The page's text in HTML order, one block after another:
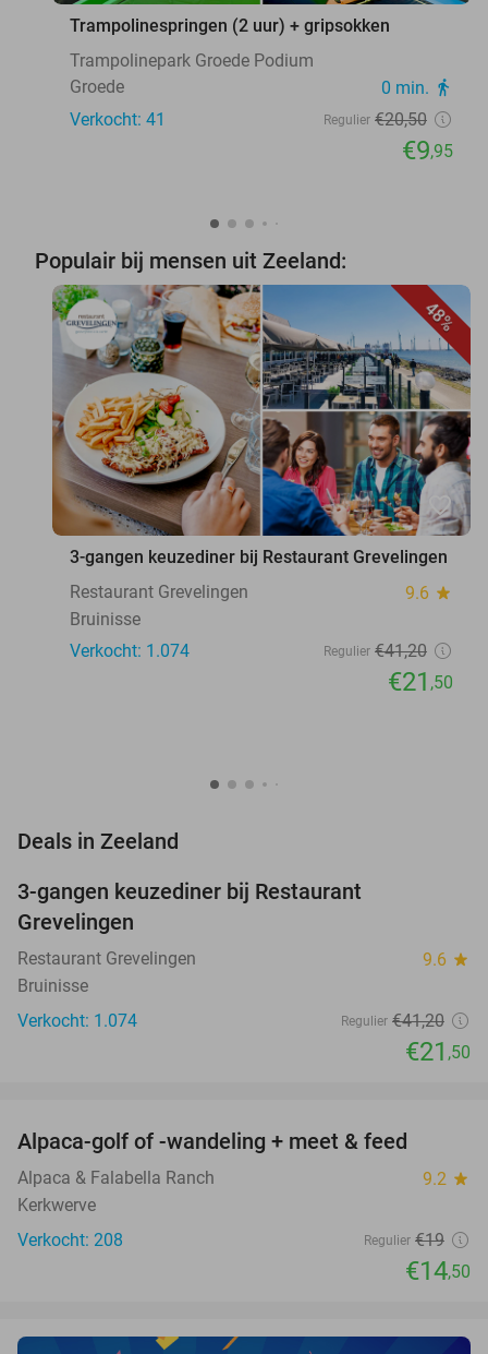
Trampolinespringen (2 uur) + gripsokken
Trampolinepark Groede Podium
Groede
0 min. directions_walk
Verkocht: 41 Regulier €20,50
€9,95
Populair bij mensen uit Zeeland:
48%
favorite_border
3-gangen keuzediner bij Restaurant Grevelingen
Restaurant Grevelingen
9.6 star
Bruinisse
Verkocht: 1.074
Regulier €41,20
€21 ,50
Deals in Zeeland
3-gangen keuzediner bij Restaurant
Grevelingen
Restaurant Grevelingen 9.6 star
Bruinisse
Verkocht: 1.074
Regulier €41,20
€21 ,50
Alpaca-golf of -wandeling + meet & feed
Alpaca & Falabella Ranch 9.2 star
Kerkwerve
Verkocht: 208
Regulier €19
€14,50